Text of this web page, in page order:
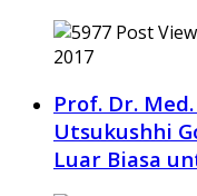
2017
Prof. Dr.
Utsukushhi
Luar Biasa